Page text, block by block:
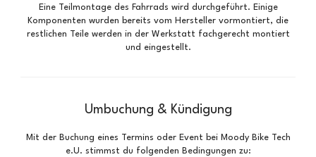
M
i
n
.
Eine Teilmontage des Fahrrads wird durchgeführt. Einige
Komponenten wurden bereits vom Hersteller vormontiert, die
restlichen Teile werden in der Werkstatt fachgerecht montiert
und eingestellt.
Umbuchung & Kündigung
Mit der Buchung eines Termins oder Event bei Moody Bike Tech
e.U. stimmst du folgenden Bedingungen zu: